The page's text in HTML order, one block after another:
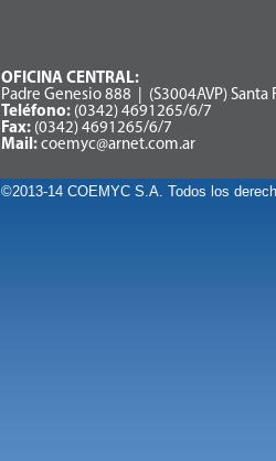
OFICINA CENTRAL:
Padre Genesio 888 | (S3004AVP) Santa
Teléfono: (0342) 4691265/6/7
Fax: (0342) 4691265/6/7
Mail: coemyc@arnet.com.ar
©2013-14 COEMYC S.A. Todos los